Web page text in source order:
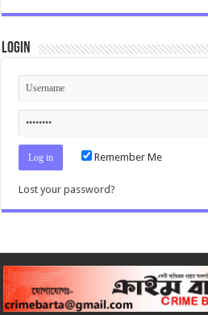
Login
Remember Me
Lost your password?